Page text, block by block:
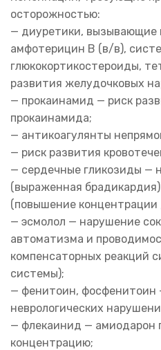
осторожностью:
— диуретики, вызывающие
амфотерицин В (в/в),
глюкокортикостероиды,
развития желудочковых
— прокаинамид — риск
прокаинамида;
— антикоагулянты
— риск развития
— сердечные гликозиды —
(выраженная
(повышение концентрации
— эсмолол — нарушение
автоматизма и
компенсаторных реакций
системы);
— фенитоин, фосфенитоин
неврологических
— флекаинид — амиодарон
концентрацию;